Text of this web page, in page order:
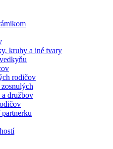
kruhy a iné tvary
rodičov
družbov